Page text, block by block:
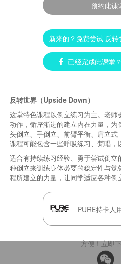
预约此课
新来的？免费尝试 反
已经完成此课堂
反转世界（Upside Down）
这堂特色课程以倒立练习为主。老师
动作，循序渐进的建立内在力量，为
头倒立、手倒立、前臂平衡、肩立式
课程可能包含一些呼吸练习、梵唱，
适合有持续练习经验、勇于尝试倒立
种倒立来训练身体必要的稳定性与
程所建立的力量，让同学适应各种倒
PURE持卡人
方便！立即